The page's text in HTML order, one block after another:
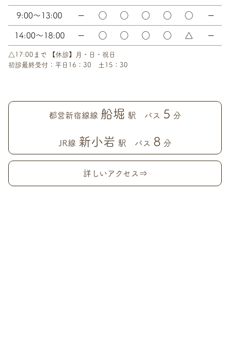
9:00～13:00 ー ◯ ◯ ◯ ◯ ◯ ー
14:00～18:00 ー ◯ ◯ ◯ ◯ △ ー
△17:00まで 【休診】月・日・祝日
初診最終受付：平日16：30 土15：30
都営新宿線線 船堀 駅 バス 5 分
JR線 新小岩 駅 バス 8 分
詳しいアクセス⇒